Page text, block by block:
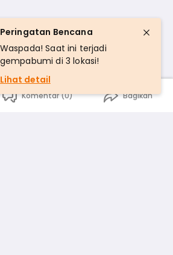
Komentar (0) Bagikan
Peringatan Bencana
Waspada! Saat ini terjadi
gempabumi di 3 lokasi!
Lihat detail